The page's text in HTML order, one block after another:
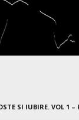
SI IUBIRE. VOL 1 –